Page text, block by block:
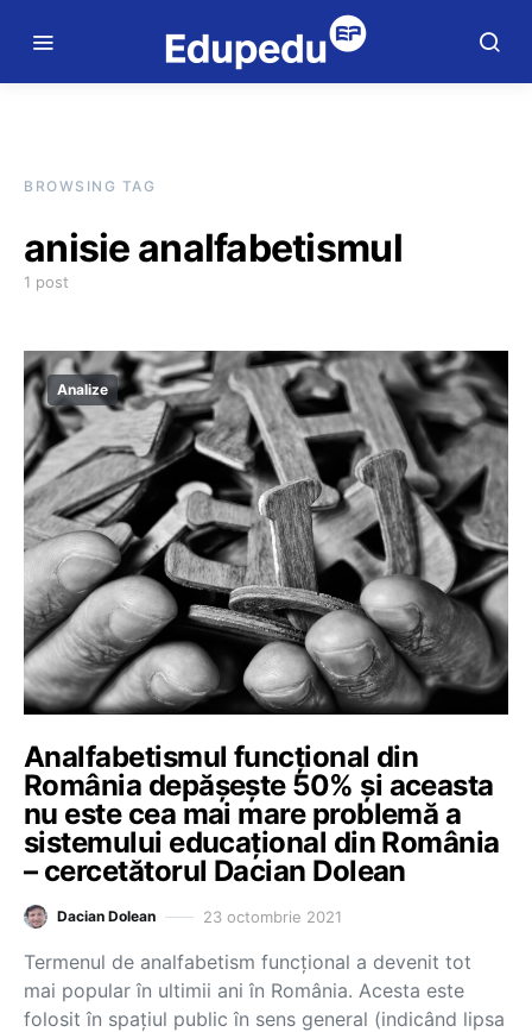
BROWSING TAG
anisie analfabetismul
1 post
Analize
Analfabetismul funcțional din
România depășește 50% și aceasta
nu este cea mai mare problemă a
sistemului educațional din România
– cercetătorul Dacian Dolean
Dacian Dolean 23 octombrie 2021
Termenul de analfabetism funcțional a devenit tot
mai popular în ultimii ani în România. Acesta este
folosit în spațiul public în sens general (indicând lipsa